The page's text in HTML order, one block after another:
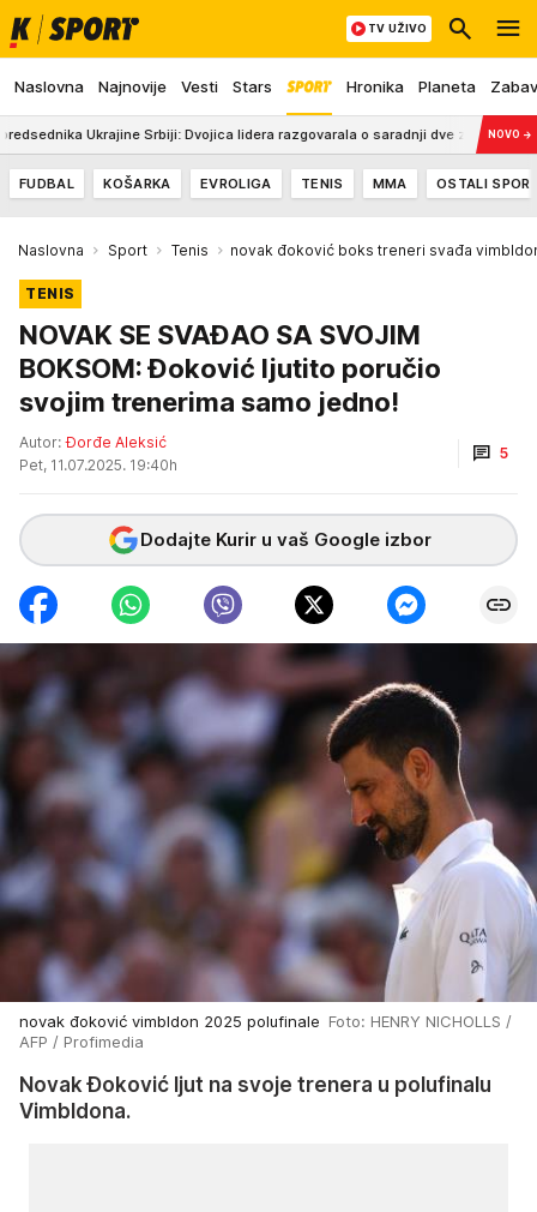
Naslovna Najnovije Vesti Stars Hronika Planeta
TV UŽIVO
Ukrajine Srbiji: Dvojica lidera razgovarala o saradnji dve zemlje (FOTO)NOVO →
FUDBAL KOŠARKA EVROLIGA TENIS MMA OSTALI
Naslovna Sport Tenis novak đoković boks treneri svađa
TENIS
NOVAK SE SVAĐAO SA SVOJIM
BOKSOM: Đoković ljutito poručio
svojim trenerima samo jedno!
Autor: Đorđe Aleksić
Pet, 11.07.2025. 19:40h
5
Dodajte Kurir u vaš Google izbor
novak đoković vimbldon 2025 polufinale Foto: HENRY NICHOLLS /
AFP / Profimedia
Novak Đoković ljut na svoje trenera u polufinalu
Vimbldona.